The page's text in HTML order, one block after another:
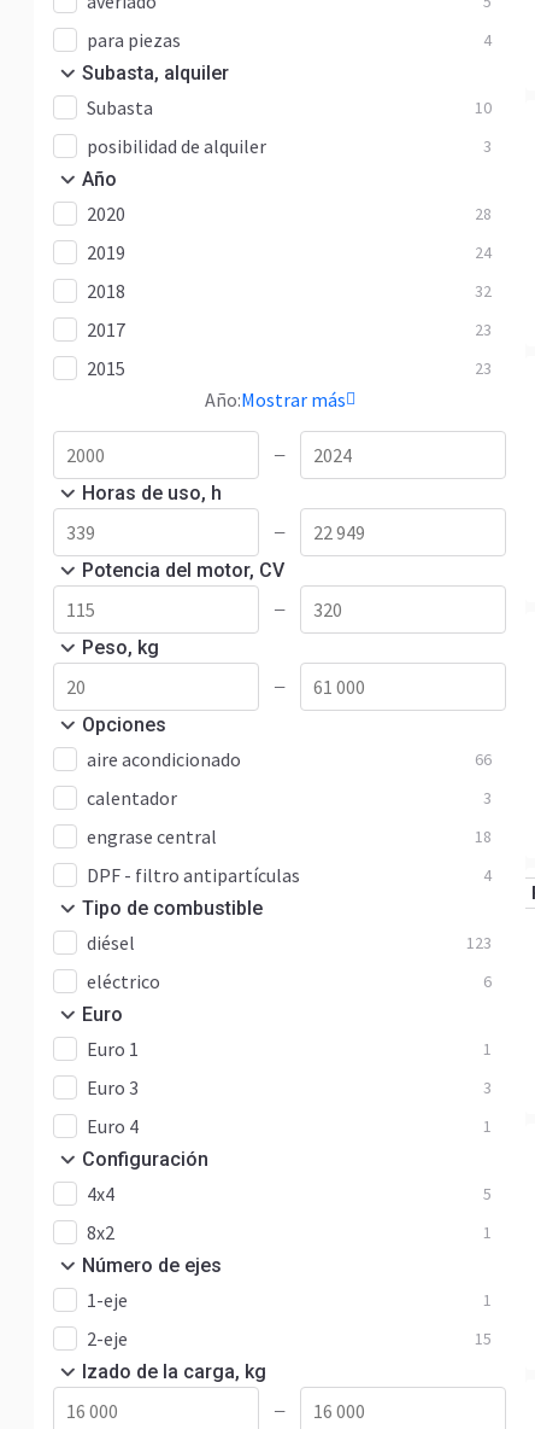
para piezas 4
Subasta, alquiler
Subasta 10
posibilidad de alquiler 3
Año
2020 28
2019 24
2018 32
2017 23
2015 23
Año:Mostrar más
—
Horas de uso, h
—
Potencia del motor, CV
—
Peso, kg
—
Opciones
aire acondicionado 66
calentador 3
engrase central 18
DPF - filtro antipartículas 4
Tipo de combustible
diésel 123
eléctrico 6
Euro
Euro 1 1
Euro 3 3
Euro 4 1
Configuración
4x4 5
8x2 1
Número de ejes
1-eje 1
2-eje 15
Izado de la carga, kg
—